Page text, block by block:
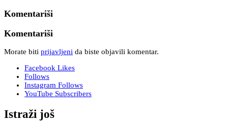
Komentariši
Komentariši
Morate biti prijavljeni da biste objavili komentar.
Facebook Likes
Follows
Instagram Follows
YouTube Subscribers
Istraži još